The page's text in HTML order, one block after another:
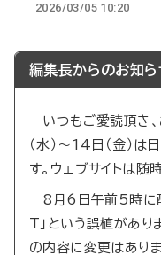
2026/03/05 10:20
編集長からのお知ら
いつもご愛読頂き、
（水）～14日（金）
す。ウェブサイトは随
8月6日午前5時に
T」という誤植があり
の内容に変更はありま